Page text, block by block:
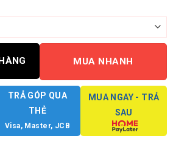
MUA NHANH
TRẢ GÓP QUA
THẺ
Visa, Master, JCB
MUA NGAY - TRẢ
SAU